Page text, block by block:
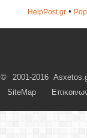
HelpPost.gr•
© 2001-2016
SiteMap